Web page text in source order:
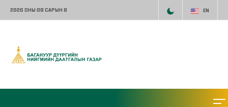
2026 ОНЫ 08 САРЫН 8 EN